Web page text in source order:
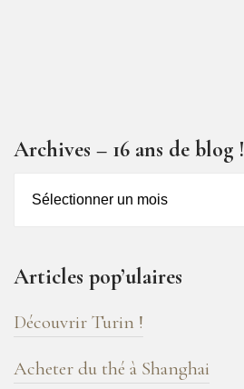
Archives – 16 ans de blog !
de
blog
!
Articles pop’ulaires
Découvrir Turin !
Acheter du thé à Shanghai